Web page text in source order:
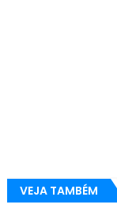
VEJA TAMBÉM